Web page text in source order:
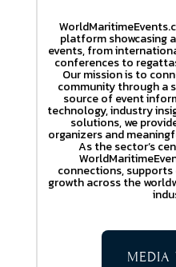
platform showcasing
events, from
conferences to
Our mission is to
community through a
source of event
technology, industry
solutions, we
organizers and
As the sector’s
connections,
growth across the
MEDIA